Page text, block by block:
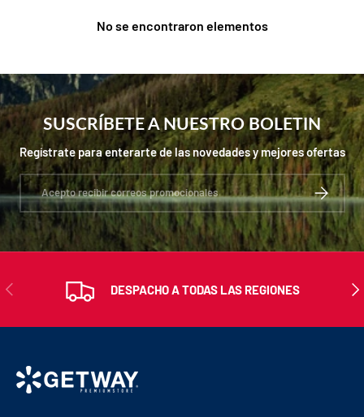
No se encontraron elementos
SUSCRÍBETE A NUESTRO BOLETIN
Regístrate para enterarte de las novedades y mejores ofertas
Correo electrónico
ANTERIOR DESPACHO A TODAS LAS REGIONES